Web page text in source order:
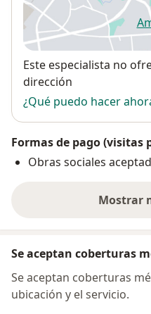
Disponibilidad
Este especialista no
dirección
¿Qué puedo hacer
Formas de pago (visitas
Obras sociales
Mostrar
Se aceptan coberturas
Se aceptan coberturas
ubicación y el servicio.